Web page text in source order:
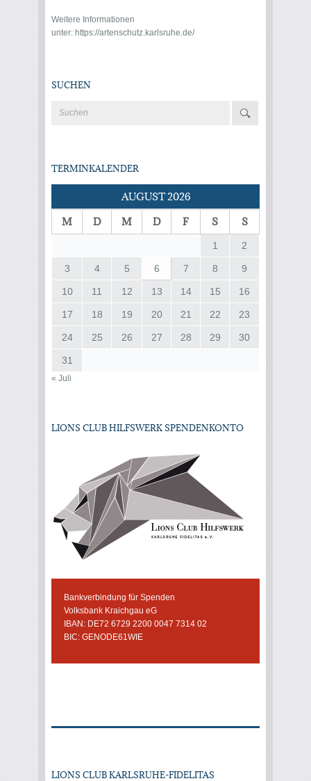
Weitere Informationen
unter: https://artenschutz.karlsruhe.de/
SUCHEN
TERMINKALENDER
AUGUST 2026
M
D M D F S S
1 2
3 4 5 6 7 8 9
10 11 12 13 14 15 16
17 18 19 20 21 22 23
24 25 26 27 28 29 30
31
« Juli
LIONS CLUB HILFSWERK SPENDENKONTO
Bankverbindung für Spenden
Volksbank Kraichgau eG
IBAN: DE72 6729 2200 0047 7314 02
BIC: GENODE61WIE
LIONS CLUB KARLSRUHE-FIDELITAS